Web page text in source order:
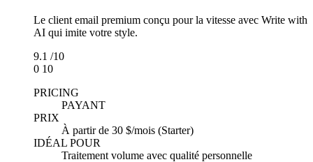
Le client email premium conçu pour la vitesse avec Write with
AI qui imite votre style.
9.1 /10
0 10
PRICING
PAYANT
PRIX
À partir de 30 $/mois (Starter)
IDÉAL POUR
Traitement volume avec qualité personnelle